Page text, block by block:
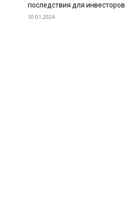
последствия для инвесторов
10.01.2024